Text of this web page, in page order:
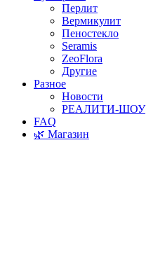
Перлит
Вермикулит
Пеностекло
Seramis
ZeoFlora
Другие
Разное
Новости
РЕАЛИТИ-ШОУ
FAQ
🌿 Магазин